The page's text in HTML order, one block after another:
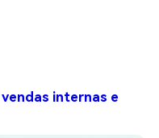
vendas internas e